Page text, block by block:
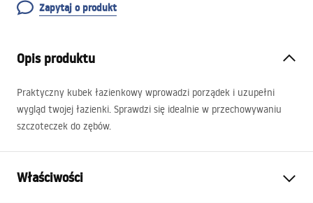
Zapytaj o produkt
Opis produktu
Praktyczny kubek łazienkowy wprowadzi porządek i uzupełni
wygląd twojej łazienki. Sprawdzi się idealnie w przechowywaniu
szczoteczek do zębów.
Właściwości